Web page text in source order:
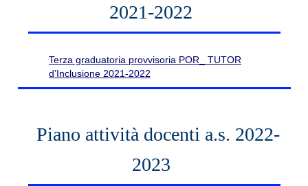
2021-2022
Terza graduatoria provvisoria POR_ TUTOR
d’Inclusione 2021-2022
Piano attività docenti a.s. 2022-
2023